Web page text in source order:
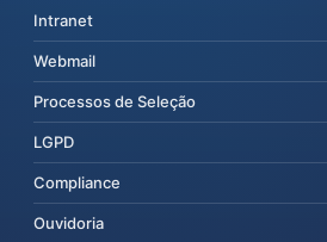
Intranet
Webmail
Processos de Seleção
LGPD
Compliance
Ouvidoria